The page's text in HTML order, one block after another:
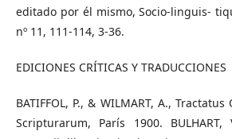
editado por él mismo, Socio-linguis-
nº 11, 111-114, 3-36.
EDICIONES CRÍTICAS Y TRADUCCIONES
BATIFFOL, P., & WILMART, A.,
Scripturarum, París 1900. BULHART,